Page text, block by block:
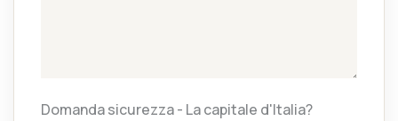
Domanda sicurezza - La capitale d'Italia?